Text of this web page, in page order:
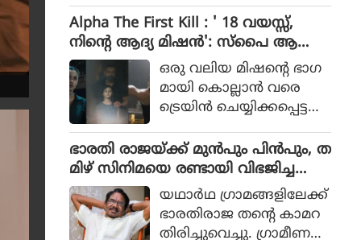
ല്‍കിയിട്ടുണ്ട്.
Alpha The First Kill : ' 18 വയസ്സ്,
നിന്റെ ആദ്യ മിഷന്‍': സ്‌പൈ ആക്ഷ
ന്‍ ചിത്രത്തില്‍ നായികയായി ആ
ലിയ, ആല്‍ഫ ടീസര്‍ പുറത്ത്
ഒരു വലിയ മിഷന്റെ ഭാഗ
മായി കൊല്ലാന്‍ വരെ
ട്രെയിന്‍ ചെയ്യിക്കപ്പെട്ട
ലിയ സിനിമയിലെത്തുന്ന
ത്.
ഭാരതി രാജയ്ക്ക് മുൻപും പിൻപും, ത
മിഴ് സിനിമയെ രണ്ടായി വിഭജിച്ച
സംവിധായകൻ, ഭാരതി രാജ വിട പറ
യുമ്പോൾ
യഥാര്‍ഥ ഗ്രാമങ്ങളിലേക്ക്
ഭാരതിരാജ തന്റെ കാമറ
തിരിച്ചുവെച്ചു. ഗ്രാമീണ